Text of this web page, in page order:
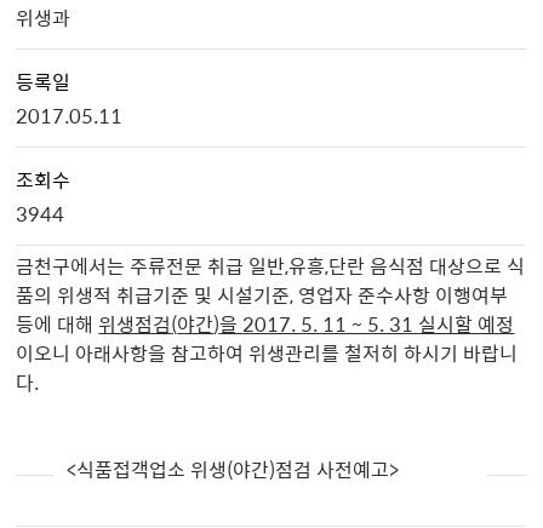
위생과
등록일
2017.05.11
조회수
3944
금천구에서는 주류전문 취급 일반,유흥,단란 음식점 대상으로 식
품의 위생적 취급기준 및 시설기준, 영업자 준수사항 이행여부
등에 대해 위생점검(야간)을 2017. 5. 11 ~ 5. 31 실시할 예정
이오니 아래사항을 참고하여 위생관리를 철저히 하시기 바랍니
다.
<식품접객업소 위생(야간)점검 사전예고>